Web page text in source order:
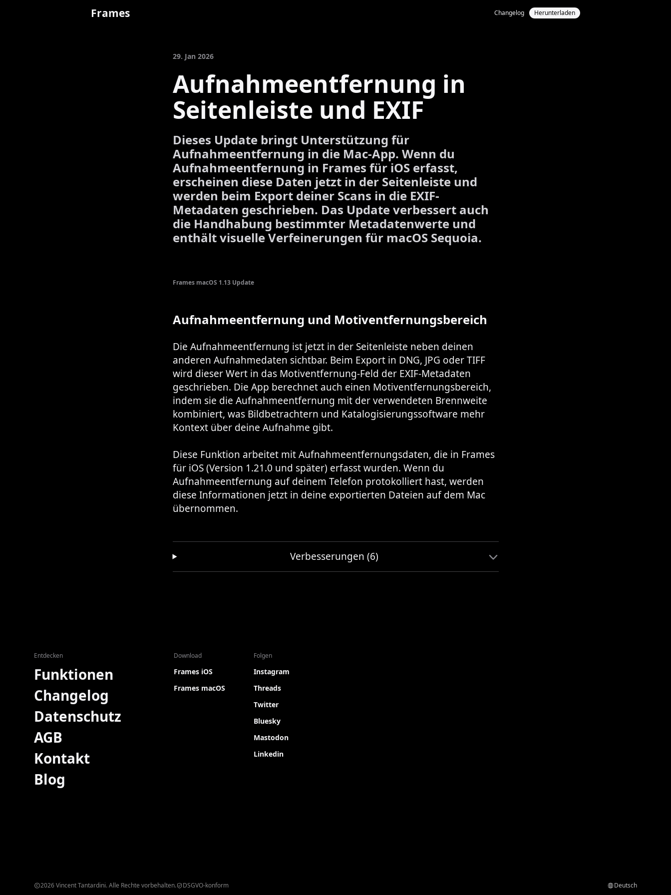
Frames Changelog Herunterladen
29. Jan 2026
Aufnahmeentfernung in
Seitenleiste und EXIF
Dieses Update bringt Unterstützung für
Aufnahmeentfernung in die Mac-App. Wenn du
Aufnahmeentfernung in Frames für iOS erfasst,
erscheinen diese Daten jetzt in der Seitenleiste und
werden beim Export deiner Scans in die EXIF-
Metadaten geschrieben. Das Update verbessert auch
die Handhabung bestimmter Metadatenwerte und
enthält visuelle Verfeinerungen für macOS Sequoia.
Frames macOS 1.13 Update
Aufnahmeentfernung und Motiventfernungsbereich
Die Aufnahmeentfernung ist jetzt in der Seitenleiste neben deinen
anderen Aufnahmedaten sichtbar. Beim Export in DNG, JPG oder TIFF
wird dieser Wert in das Motiventfernung-Feld der EXIF-Metadaten
geschrieben. Die App berechnet auch einen Motiventfernungsbereich,
indem sie die Aufnahmeentfernung mit der verwendeten Brennweite
kombiniert, was Bildbetrachtern und Katalogisierungssoftware mehr
Kontext über deine Aufnahme gibt.
Diese Funktion arbeitet mit Aufnahmeentfernungsdaten, die in Frames
für iOS (Version 1.21.0 und später) erfasst wurden. Wenn du
Aufnahmeentfernung auf deinem Telefon protokolliert hast, werden
diese Informationen jetzt in deine exportierten Dateien auf dem Mac
übernommen.
Verbesserungen (6)
Entdecken
Funktionen
Changelog
Datenschutz
AGB
Kontakt
Blog
Download
Frames iOS
Frames macOS
Folgen
Instagram
Threads
Twitter
Bluesky
Mastodon
Linkedin
2026 Vincent Tantardini. Alle Rechte vorbehalten. DSGVO-konform Deutsch